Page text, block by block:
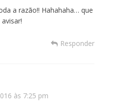
a razão!! Hahahaha… que
Responder
às 7:25 pm